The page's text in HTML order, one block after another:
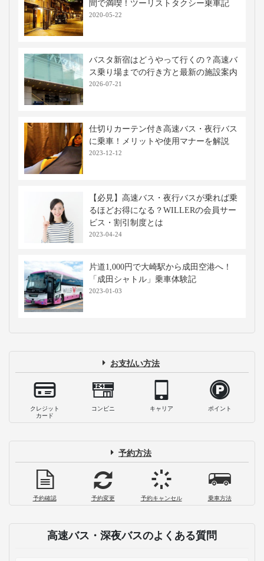
間で満喫！ツーリストタクシー乗車記
2020-05-22
バスタ新宿はどうやって行くの？高速バ
ス乗り場までの行き方と最新の施設案内
2026-07-21
仕切りカーテン付き高速バス・夜行バス
に乗車！メリットや使用マナーを解説
2023-12-12
【必見】高速バス・夜行バスが乗れば乗
るほどお得になる？WILLERの会員サー
ビス・割引制度とは
2023-04-24
片道1,000円で大崎駅から成田空港へ！
「成田シャトル」乗車体験記
2023-01-03
お支払い方法
クレジット
カード
コンビニ キャリア ポイント
予約方法
予約確認 予約変更 予約キャンセル 乗車方法
高速バス・深夜バスのよくある質問